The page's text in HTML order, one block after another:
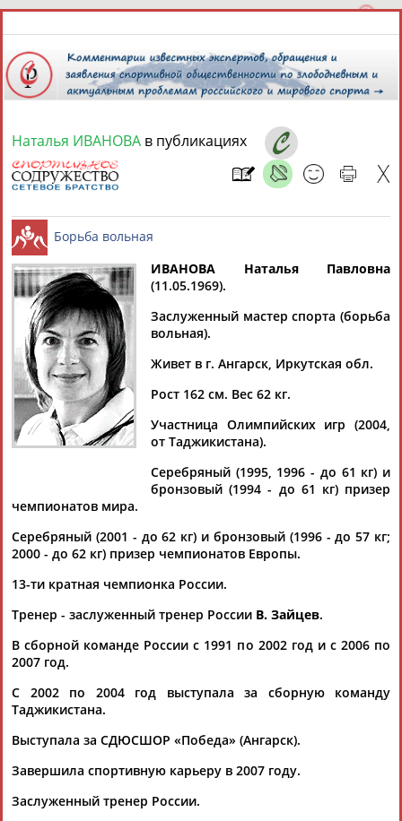
8 августа 2026 года,
СПОРТСМЕНЫ, ТРЕНЕРЫ И СПЕЦИАЛИСТЫ
Найдено: 13181персон Расширенный поиск
Аслаудин
АБАЕВ
Елена
АБАИМОВА
АБАКУМОВА
Юлия
Тамилла
АБАСОВА
Рамазан
АБАЧАРАЕВ
Ростом
АБАШИДЗЕ
Флюра
БУЛАТОВА
Татьяна
Акжана
Наталья ИВАНОВА в публикациях
Борьба вольная
ИВАНОВА Наталья Павловна
(11.05.1969).
Заслуженный мастер спорта (борьба
вольная).
Живет в г. Ангарск, Иркутская обл.
Рост 162 см. Вес 62 кг.
Участница Олимпийских игр (2004,
от Таджикистана).
Серебряный (1995, 1996 - до 61 кг) и
бронзовый (1994 - до 61 кг) призер
чемпионатов мира.
Серебряный (2001 - до 62 кг) и бронзовый (1996 - до 57 кг;
2000 - до 62 кг) призер чемпионатов Европы.
13-ти кратная чемпионка России.
Тренер - заслуженный тренер России В. Зайцев.
В сборной команде России с 1991 по 2002 год и с 2006 по
2007 год.
С 2002 по 2004 год выступала за сборную команду
Таджикистана.
Выступала за СДЮСШОР «Победа» (Ангарск).
Завершила спортивную карьеру в 2007 году.
Заслуженный тренер России.